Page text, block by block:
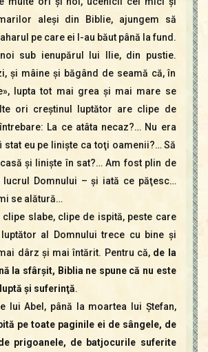
aleşi din Biblie, ajungem să
pe care ei l-au băut până la fund.
sub ienupărul lui Ilie, din pustie.
şi mâine şi băgând de seamă că, în
lupta tot mai grea şi mai mare se
ori creştinul luptător are clipe de
La ce atâta necaz?… Nu era
stat eu pe linişte ca toţi oamenii?… Să
şi linişte în sat?… Am fost plin de
lucrul Domnului – şi iată ce păţesc…
se alătură…
clipe slabe, clipe de ispită, peste care
al Domnului trece cu bine şi
dârz şi mai întărit. Pentru că, de la
la sfârşit, Biblia ne spune că nu este
şi suferinţă.
lui Abel, până la moartea lui Ştefan,
pe toate paginile ei de sângele, de
prigoanele, de batjocurile suferite